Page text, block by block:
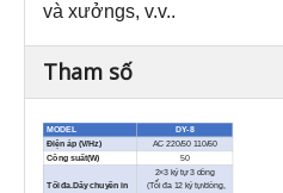
và xưởngs, v.v..
Tham số
MODEL
DY-8
Điện áp (V/Hz)
AC 220/50 110/60
Công suất(W)
50
Tối đa.Dây chuyền in
2×3 ký tự 3 dòng
(Tối đa 12 ký tự/dòng,